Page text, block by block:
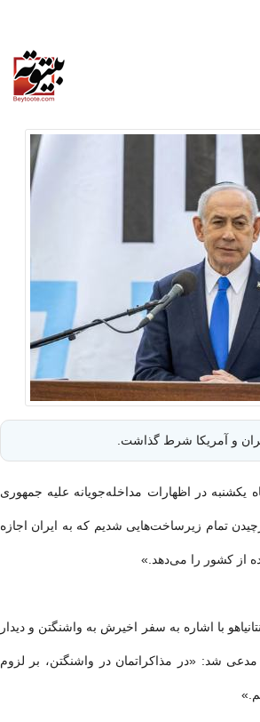
و آمریکا شرط گذاشت.
یکشنبه در اظهارات مداخله‌جویانه علیه جمهوری
تمام زیرساخت‌هایی شدیم که به ایران اجازه
از کشور را می‌دهد.»
با اشاره به سفر اخیرش به واشنگتن و دیدار
مدعی شد: «در مذاکراتمان در واشنگتن، بر لزوم